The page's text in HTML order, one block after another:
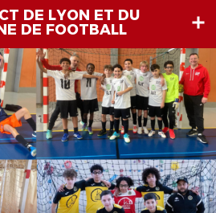
DE LYON ET DU
DE FOOTBALL